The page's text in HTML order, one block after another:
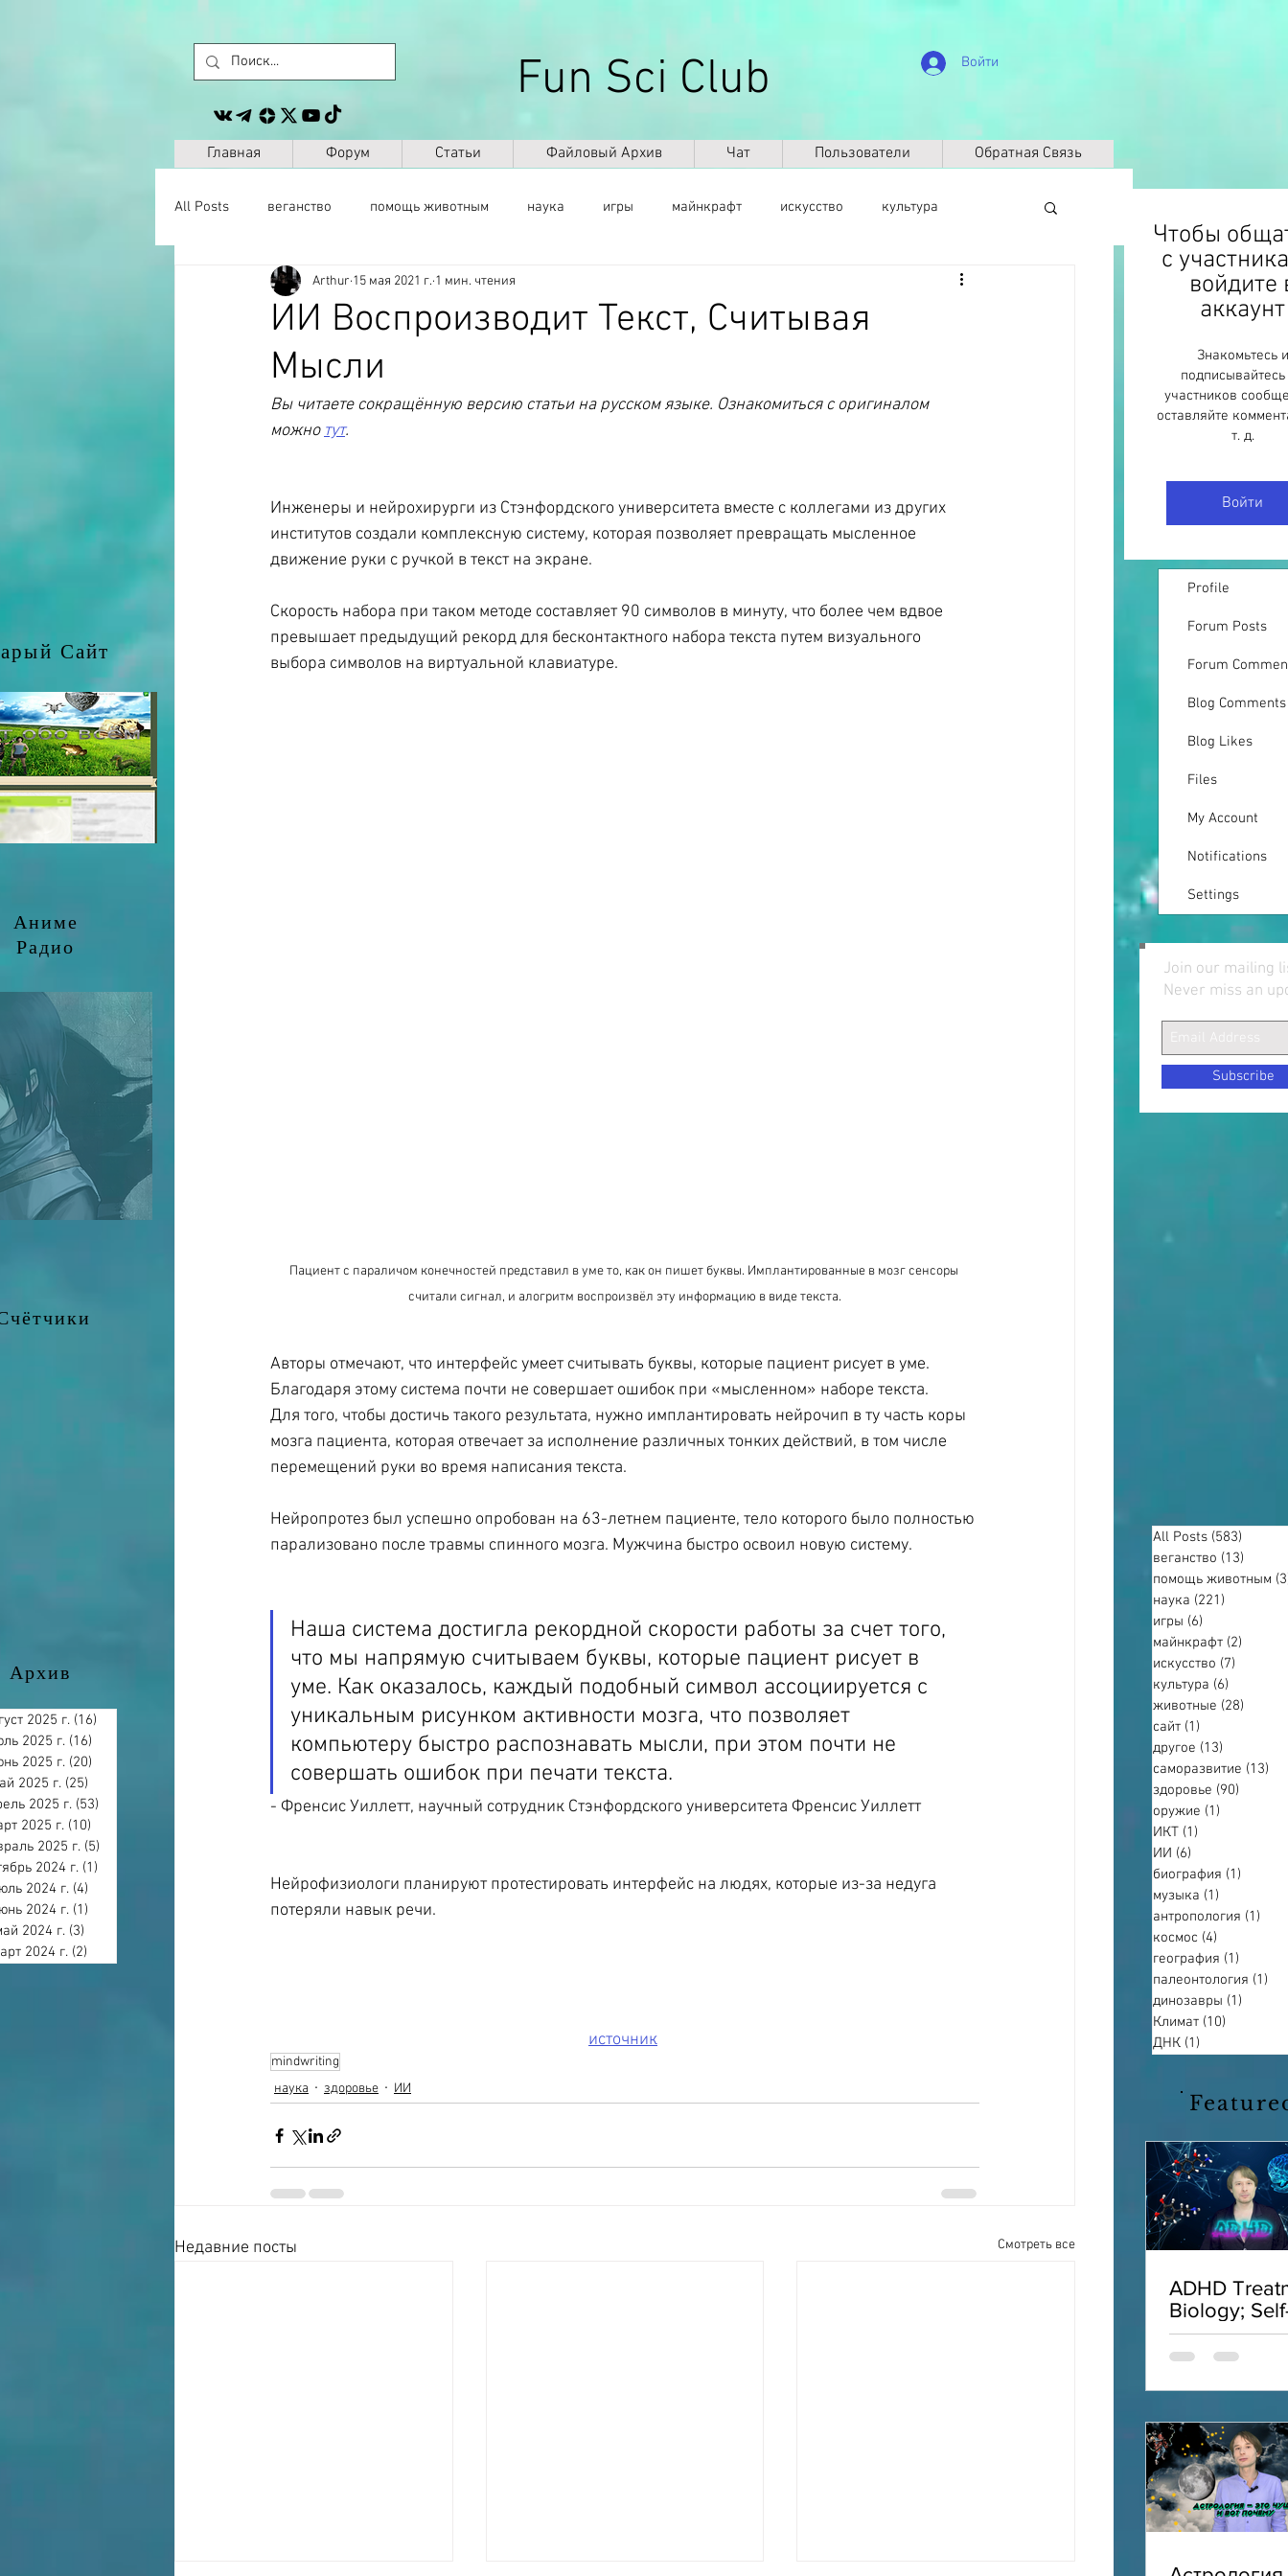
Fun Sci Club Войти
Главная Форум Статьи Файловый Архив Чат Пользователи Обратная Связь
2025 г. (16)
2025 г. (16)
2025 г. (20)
2025 г. (25)
2025 г. (53)
2025 г. (10)
2025 г. (5)
2024 г. (1)
2024 г. (4)
2024 г. (1)
2024 г. (3)
2024 г. (2)
Архив
All Posts веганство помощь животным наука игры майнкрафт искусство культура
животные сайт другое саморазвитие биография
антропология
ИИ Воспроизводит Текст, Считывая
Мысли
Arthur 15 мая 2021 г. 1 мин. чтения
Вы читаете сокращённую версию статьи на русском языке. Ознакомиться с оригиналом
можно тут.
Инженеры и нейрохирурги из Стэнфордского университета вместе с коллегами из других
институтов создали комплексную систему, которая позволяет превращать мысленное
движение руки с ручкой в текст на экране.
Скорость набора при таком методе составляет 90 символов в минуту, что более чем вдвое
превышает предыдущий рекорд для бесконтактного набора текста путем визуального
выбора символов на виртуальной клавиатуре.
Пациент с параличом конечностей представил в уме то, как он пишет буквы. Имплантированные в мозг сенсоры
считали сигнал, и алогритм воспроизвёл эту информацию в виде текста.
Авторы отмечают, что интерфейс умеет считывать буквы, которые пациент рисует в уме.
Благодаря этому система почти не совершает ошибок при «мысленном» наборе текста.
Для того, чтобы достичь такого результата, нужно имплантировать нейрочип в ту часть коры
мозга пациента, которая отвечает за исполнение различных тонких действий, в том числе
перемещений руки во время написания текста.
Нейропротез был успешно опробован на 63-летнем пациенте, тело которого было полностью
парализовано после травмы спинного мозга. Мужчина быстро освоил новую систему.
Наша система достигла рекордной скорости работы за счет того,
что мы напрямую считываем буквы, которые пациент рисует в
уме. Как оказалось, каждый подобный символ ассоциируется с
уникальным рисунком активности мозга, что позволяет
компьютеру быстро распознавать мысли, при этом почти не
совершать ошибок при печати текста.
- Френсис Уиллетт, научный сотрудник Стэнфордского университета Френсис Уиллетт
Нейрофизиологи планируют протестировать интерфейс на людях, которые из-за недуга
потеряли навык речи.
источник
mindwriting
наука
здоровье ИИ
Недавние посты Смотреть все
All Posts (583)
веганство (13)
помощь животным
наука (221)
игры (6)
майнкрафт (2)
искусство (7)
культура (6)
животные (28)
сайт (1)
другое (13)
саморазвитие (13)
здоровье (90)
оружие (1)
ИКТ (1)
ИИ (6)
биография (1)
музыка (1)
антропология (1)
космос (4)
география (1)
палеонтология (1)
динозавры (1)
Климат (10)
ДНК (1)
ADHD
Biology;
Acceptance;
Interviews;
Чтобы
с
войдите
аккаунт
Знакомьтесь и
участников
оставляйте
т. д.
Войти
Profile
Forum Posts
Forum
Blog Comments
Blog Likes
Files
My Account
Notifications
Settings
Join our mailing
Never miss an
Subscribe
Сайт
Аниме
Радио